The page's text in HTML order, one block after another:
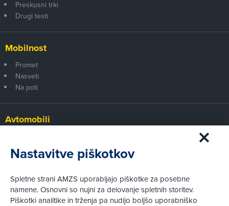
Preskusni trki
Drugi testi
Mobilnost
Promet
Nasveti
Na poti
Avtomobili
Prvi pogled
Za volanom
Tehnika
Nastavitve piškotkov
Spletne strani AMZS uporabljajo piškotke za posebne
namene. Osnovni so nujni za delovanje spletnih storitev.
Piškotki analitike in trženja pa nudijo boljšo uporabniško